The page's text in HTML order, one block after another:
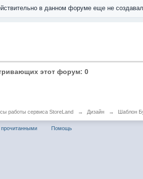
в данном форуме еще не
этот форум: 0
работы сервиса StoreLand → Дизайн → Шаблон
Помощь